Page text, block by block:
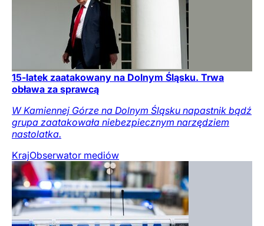
15-latek zaatakowany na Dolnym Śląsku. Trwa
obława za sprawcą
W Kamiennej Górze na Dolnym Śląsku napastnik bądź
grupa zaatakowała niebezpiecznym narzędziem
nastolatka.
KrajObserwator mediów